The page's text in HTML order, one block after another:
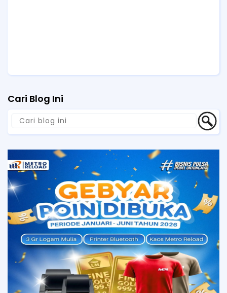
Cari Blog Ini